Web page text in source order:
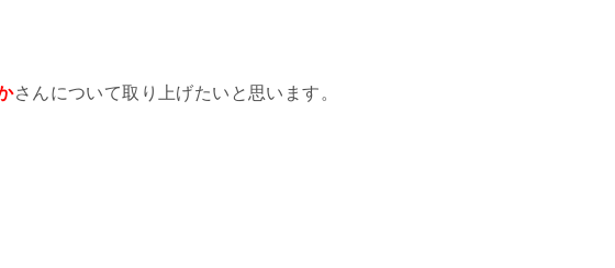
さんについて取り上げたいと思います。